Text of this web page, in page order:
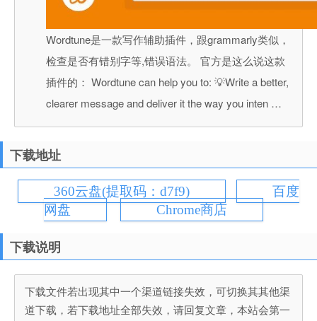
Wordtune是一款写作辅助插件，跟grammarly类似，
检查是否有错别字等,错误语法。 官方是这么说这款
插件的： Wordtune can help you to: 💡Write a better,
clearer message and deliver it the way you inten …
下载地址
360云盘(提取码：d7f9)
百度
网盘
Chrome商店
下载说明
下载文件若出现其中一个渠道链接失效，可切换其其他渠
道下载，若下载地址全部失效，请回复文章，本站会第一